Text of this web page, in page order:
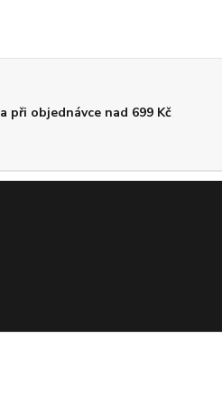
při objednávce nad 699 Kč